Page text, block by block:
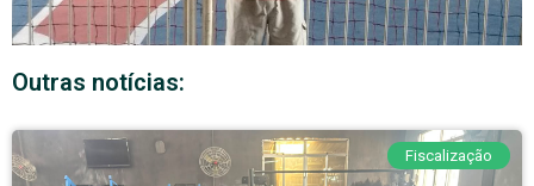
Outras notícias:
Fiscalização